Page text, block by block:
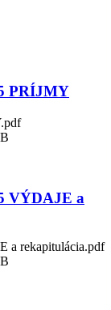
PRÍJMY
VÝDAJE a
a rekapitulácia.pdf